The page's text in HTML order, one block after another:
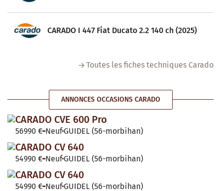
CARADO I 447 Fiat Ducato 2.2 140 ch (2025)
Toutes les fiches techniques Carado
ANNONCES OCCASIONS CARADO
CARADO CVE 600 Pro
56990 € Neuf GUIDEL (56-morbihan)
CARADO CV 640
54990 € Neuf GUIDEL (56-morbihan)
CARADO CV 640
54990 € Neuf GUIDEL (56-morbihan)